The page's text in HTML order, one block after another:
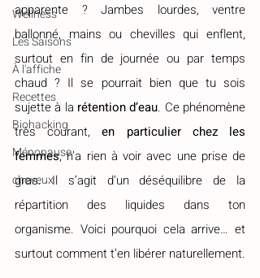
Wellness
Les Saisons
À l'affiche
Recettes
Biohacking
Ménopause
cheveux
apparente ? Jambes lourdes, ventre
ballonné, mains ou chevilles qui enflent,
surtout en fin de journée ou par temps
chaud ? Il se pourrait bien que tu sois
sujette à la rétention d’eau. Ce phénomène
très courant, en particulier chez les
femmes, n’a rien à voir avec une prise de
gras. Il s’agit d’un déséquilibre de la
répartition des liquides dans ton
organisme. Voici pourquoi cela arrive… et
surtout comment t’en libérer naturellement.